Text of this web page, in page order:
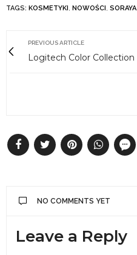
TAGS: KOSMETYKI NOWOŚCI SORAYA
PREVIOUS ARTICLE
Logitech Color Collection
NO COMMENTS YET
Leave a Reply